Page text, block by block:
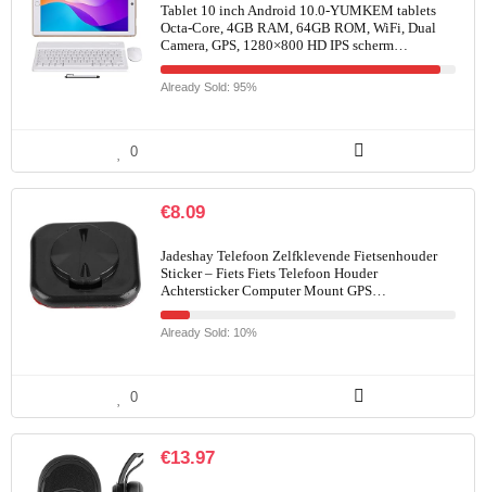
Tablet 10 inch Android 10.0-YUMKEM tablets
Octa-Core, 4GB RAM, 64GB ROM, WiFi, Dual
Camera, GPS, 1280×800 HD IPS scherm…
Already Sold: 95%
0
€8.09
Jadeshay Telefoon Zelfklevende Fietsenhouder
Sticker – Fiets Fiets Telefoon Houder
Achtersticker Computer Mount GPS…
Already Sold: 10%
0
€13.97